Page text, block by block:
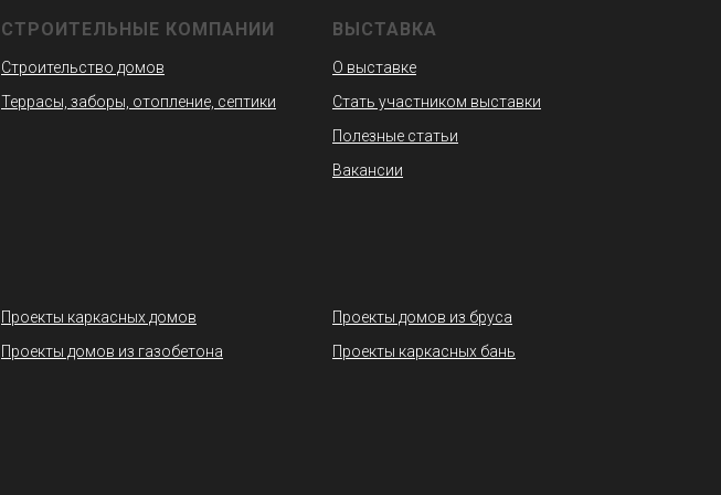
СТРОИТЕЛЬНЫЕ КОМПАНИИ
Строительство домов
Террасы, заборы, отопление, септики
ВЫСТАВКА
О выставке
Стать участником выставки
Полезные статьи
Вакансии
Проекты каркасных домов
Проекты домов из газобетона
Проекты домов из бруса
Проекты каркасных бань